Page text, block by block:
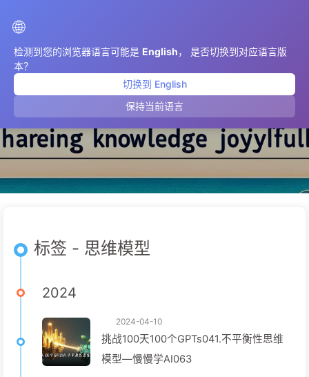
🌐
检测到您的浏览器语言可能是 English， 是否切换到对应语言版
本？
切换到 English
保持当前语言
思维模型
标签 - 思维模型
2024
2024-04-10
挑战100天100个GPTs041.不平衡性思维
模型—慢慢学AI063